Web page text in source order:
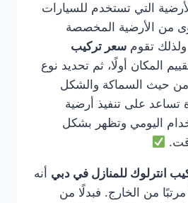
التي تستخدم للسيارات
من الأرضية المخصصة
تقوم سعر تركيب
المكان أولًا، ثم تحديد نوع
من حيث السماكة والشكل
تساعد على تنفيذ أرضية
اليومي وتظهر بشكل
انترلوك للمنازل في دبي أنه
من الخارج. فبدلًا من